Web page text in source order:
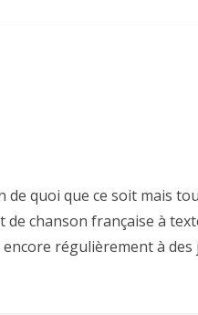
quoi que ce soit mais
chanson française à
régulièrement à